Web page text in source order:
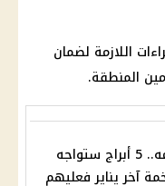
اللازمة لضمان
المنطقة.
احذرو ال 8 ايام القادمه.. 5 أبراج ستواجه
آخر يناير فعليهم